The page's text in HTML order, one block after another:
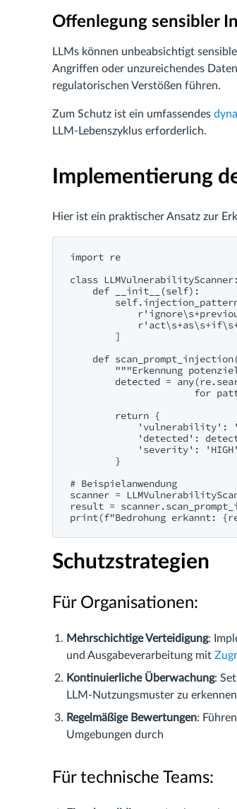
Offenlegung sensibler
LLMs können unbeabsichtigt
Angriffen oder unzureichendes
regulatorischen Verstößen führen.
Zum Schutz ist ein umfassendes
LLM-Lebenszyklus erforderlich.
Implementierung
Hier ist ein praktischer Ansatz zur
import re
class LLMVulnerabilityScanner:
    def __init__(self):
        ]
def
"""Erkennung
detected =
for
        return {
'vulnerability':
'detected':
'severity':
        }
# Beispielanwendung
scanner =
result =
Schutzstrategien
Für Organisationen:
Mehrschichtige Verteidigung:
und Ausgabeverarbeitung mit
Kontinuierliche Überwachung:
LLM-Nutzungsmuster zu erkennen
Regelmäßige Bewertungen:
Umgebungen durch
Für technische Teams: